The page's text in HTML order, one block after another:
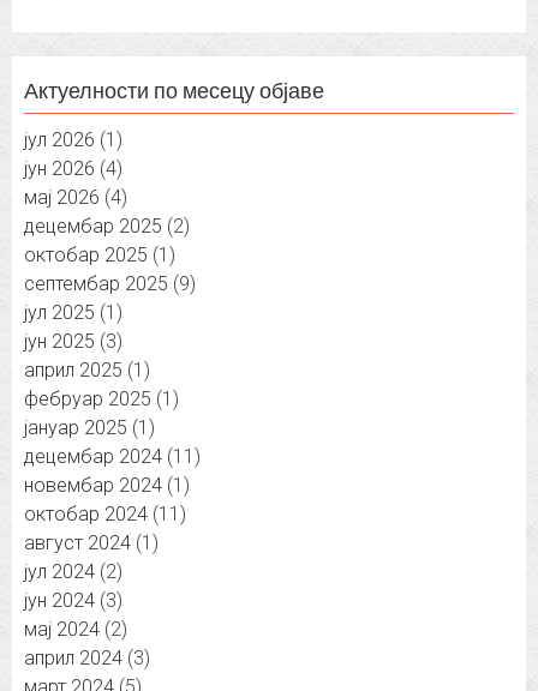
Актуелности по месецу објаве
јул 2026 (1)
јун 2026 (4)
мај 2026 (4)
децембар 2025 (2)
октобар 2025 (1)
септембар 2025 (9)
јул 2025 (1)
јун 2025 (3)
април 2025 (1)
фебруар 2025 (1)
јануар 2025 (1)
децембар 2024 (11)
новембар 2024 (1)
октобар 2024 (11)
август 2024 (1)
јул 2024 (2)
јун 2024 (3)
мај 2024 (2)
април 2024 (3)